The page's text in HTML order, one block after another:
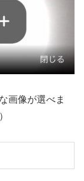
画像が選べま